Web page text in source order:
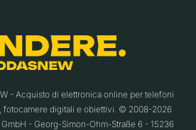
- Acquisto di elettronica online per telefoni
fotocamere digitali e obiettivi. © 2008-2026
- Georg-Simon-Ohm-Straße 6 - 15236